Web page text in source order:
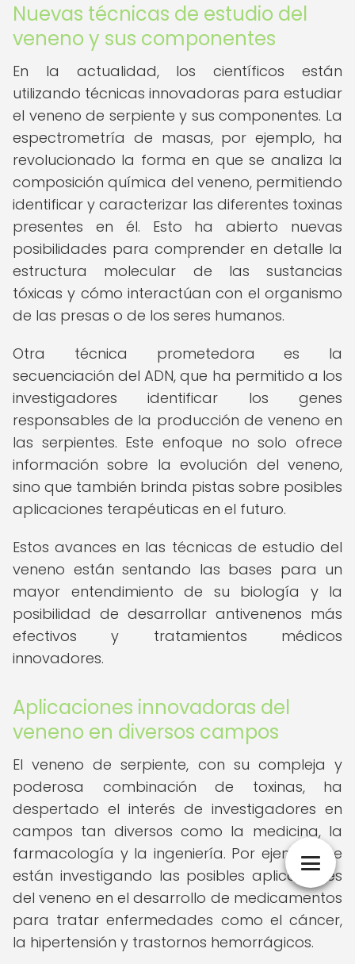
Nuevas técnicas de estudio del
veneno y sus componentes
En la actualidad, los científicos están
utilizando técnicas innovadoras para estudiar
el veneno de serpiente y sus componentes. La
espectrometría de masas, por ejemplo, ha
revolucionado la forma en que se analiza la
composición química del veneno, permitiendo
identificar y caracterizar las diferentes toxinas
presentes en él. Esto ha abierto nuevas
posibilidades para comprender en detalle la
estructura molecular de las sustancias
tóxicas y cómo interactúan con el organismo
de las presas o de los seres humanos.
Otra técnica prometedora es la
secuenciación del ADN, que ha permitido a los
investigadores identificar los genes
responsables de la producción de veneno en
las serpientes. Este enfoque no solo ofrece
información sobre la evolución del veneno,
sino que también brinda pistas sobre posibles
aplicaciones terapéuticas en el futuro.
Estos avances en las técnicas de estudio del
veneno están sentando las bases para un
mayor entendimiento de su biología y la
posibilidad de desarrollar antivenenos más
efectivos y tratamientos médicos
innovadores.
Aplicaciones innovadoras del
veneno en diversos campos
El veneno de serpiente, con su compleja y
poderosa combinación de toxinas, ha
despertado el interés de investigadores en
campos tan diversos como la medicina, la
farmacología y la ingeniería. Por ejemplo, se
están investigando las posibles aplicaciones
del veneno en el desarrollo de medicamentos
para tratar enfermedades como el cáncer,
la hipertensión y trastornos hemorrágicos.